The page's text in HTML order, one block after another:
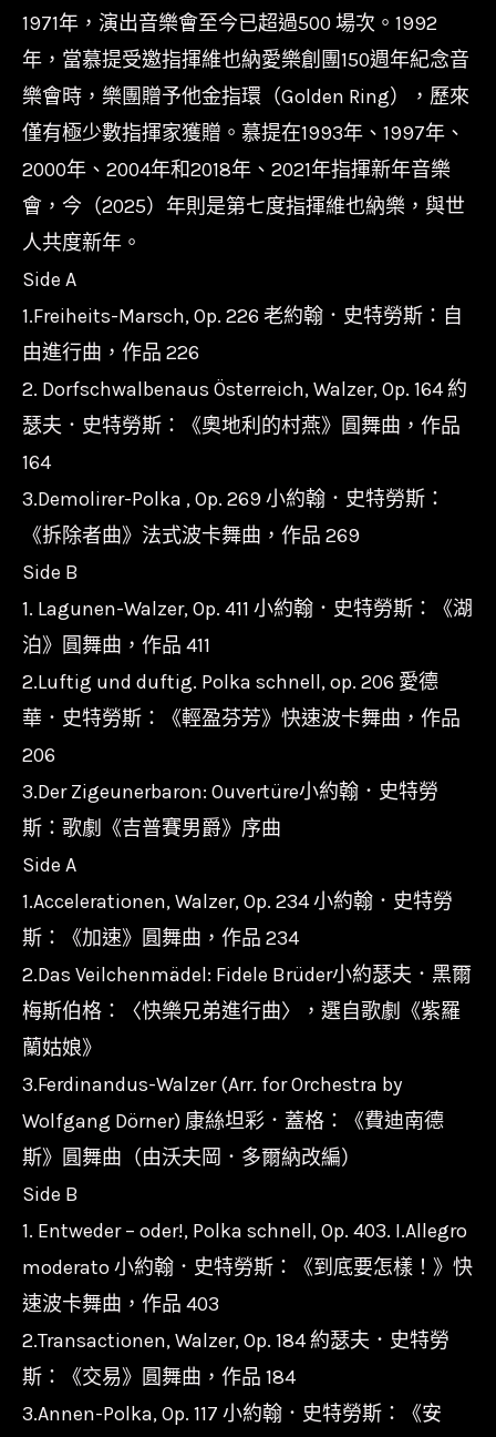
量
1971年，演出音樂會至今已超過500 場次。1992
年，當慕提受邀指揮維也納愛樂創團150週年紀念音
樂會時，樂團贈予他金指環（Golden Ring），歷來
僅有極少數指揮家獲贈。慕提在1993年、1997年、
2000年、2004年和2018年、2021年指揮新年音樂
會，今（2025）年則是第七度指揮維也納樂，與世
人共度新年。
Side A
1.Freiheits-Marsch, Op. 226 老約翰．史特勞斯：自
由進行曲，作品 226
2. Dorfschwalbenaus Österreich, Walzer, Op. 164 約
瑟夫．史特勞斯：《奧地利的村燕》圓舞曲，作品
164
3.Demolirer-Polka , Op. 269 小約翰．史特勞斯：
《拆除者曲》法式波卡舞曲，作品 269
Side B
1. Lagunen-Walzer, Op. 411 小約翰．史特勞斯：《湖
泊》圓舞曲，作品 411
2.Luftig und duftig. Polka schnell, op. 206 愛德
華．史特勞斯：《輕盈芬芳》快速波卡舞曲，作品
206
3.Der Zigeunerbaron: Ouvertüre小約翰．史特勞
斯：歌劇《吉普賽男爵》序曲
Side A
1.Accelerationen, Walzer, Op. 234 小約翰．史特勞
斯：《加速》圓舞曲，作品 234
2.Das Veilchenmädel: Fidele Brüder小約瑟夫．黑爾
梅斯伯格：〈快樂兄弟進行曲〉，選自歌劇《紫羅
蘭姑娘》
3.Ferdinandus-Walzer (Arr. for Orchestra by
Wolfgang Dörner) 康絲坦彩．蓋格：《費迪南德
斯》圓舞曲（由沃夫岡．多爾納改編）
Side B
1. Entweder – oder!, Polka schnell, Op. 403. I.Allegro
moderato 小約翰．史特勞斯：《到底要怎樣！》快
速波卡舞曲，作品 403
2.Transactionen, Walzer, Op. 184 約瑟夫．史特勞
斯：《交易》圓舞曲，作品 184
3.Annen-Polka, Op. 117 小約翰．史特勞斯：《安